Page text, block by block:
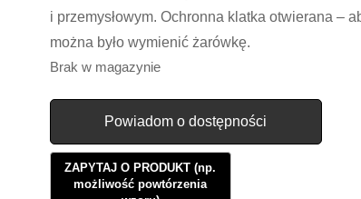
i przemysłowym. Ochronna klatka otwierana –
można było wymienić żarówkę.
Brak w magazynie
Powiadom o dostępności